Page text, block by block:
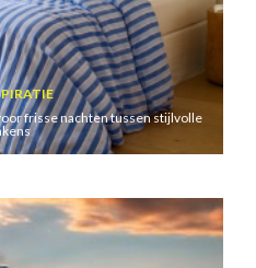
frisse nachten tussen stijlvolle